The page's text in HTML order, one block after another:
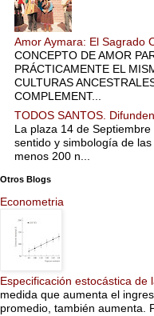
Amor Aymara: El Sagrado
CONCEPTO DE AMOR
PRÁCTICAMENTE EL
CULTURAS
COMPLEMENT...
TODOS SANTOS.
La plaza 14 de
sentido y simbología de
menos 200 n...
Otros Blogs
Econometria
Especificación estocástica de
medida que aumenta el
promedio, también aumenta.